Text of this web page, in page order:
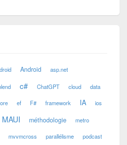
Android asp.net
c# ChatGPT cloud data
ef F# framework IA ios
MAUI méthodologie metro
mvvmcross parallélisme podcast